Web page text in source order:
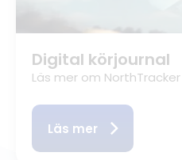
Digital körjournal
Läs mer om
Läs mer